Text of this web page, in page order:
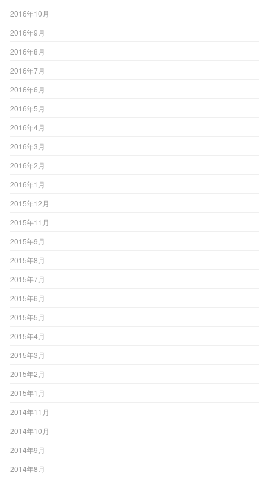
2016年10月
2016年9月
2016年8月
2016年7月
2016年6月
2016年5月
2016年4月
2016年3月
2016年2月
2016年1月
2015年12月
2015年11月
2015年9月
2015年8月
2015年7月
2015年6月
2015年5月
2015年4月
2015年3月
2015年2月
2015年1月
2014年11月
2014年10月
2014年9月
2014年8月